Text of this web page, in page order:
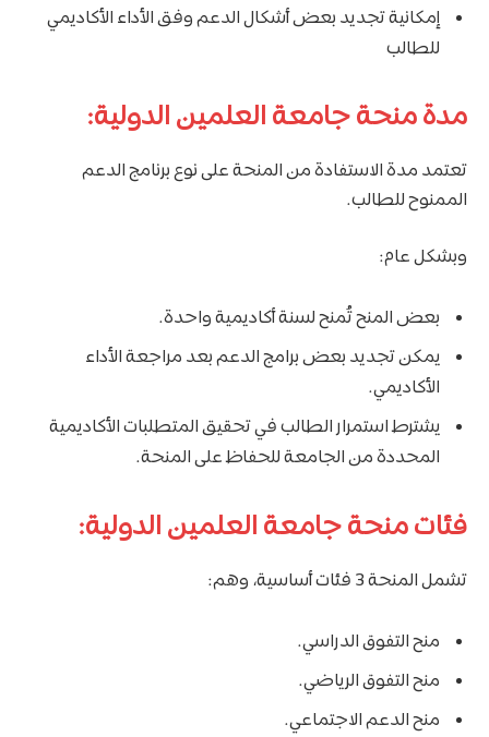
إمكانية تجديد بعض أشكال الدعم وفق الأداء الأكاديمي
للطالب
مدة منحة جامعة العلمين الدولية:
تعتمد مدة الاستفادة من المنحة على نوع برنامج الدعم
الممنوح للطالب.
وبشكل عام:
بعض المنح تُمنح لسنة أكاديمية واحدة.
يمكن تجديد بعض برامج الدعم بعد مراجعة الأداء
الأكاديمي.
يشترط استمرار الطالب في تحقيق المتطلبات الأكاديمية
المحددة من الجامعة للحفاظ على المنحة.
فئات منحة جامعة العلمين الدولية:
تشمل المنحة 3 فئات أساسية، وهم:
منح التفوق الدراسي.
منح التفوق الرياضي.
منح الدعم الاجتماعي.